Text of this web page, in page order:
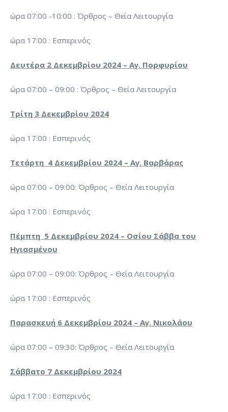
ώρα 07:00 -10:00 : Όρθρος – Θεία Λειτουργία
ώρα 17:00 : Εσπερινός
Δευτέρα 2 Δεκεμβρίου 2024 – Αγ. Πορφυρίου
ώρα 07:00 – 09:00 : Όρθρος – Θεία Λειτουργία
Τρίτη 3 Δεκεμβρίου 2024
ώρα 17:00 : Εσπερινός
Τετάρτη 4 Δεκεμβρίου 2024 – Αγ. Βαρβάρας
ώρα 07:00 – 09:00: Όρθρος – Θεία Λειτουργία
ώρα 17:00 : Εσπερινός
Πέμπτη 5 Δεκεμβρίου 2024 – Οσίου Σάββα του
Hγιασμένου
ώρα 07:00 – 09:00: Όρθρος – Θεία Λειτουργία
ώρα 17:00 : Εσπερινός
Παρασκευή 6 Δεκεμβρίου 2024 – Αγ. Νικολάου
ώρα 07:00 – 09:30: Όρθρος – Θεία Λειτουργία
Σάββατο 7 Δεκεμβρίου 2024
ώρα 17:00 : Εσπερινός